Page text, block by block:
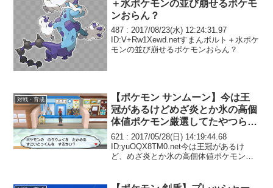
＋水ポケモンの並び崩せるポケモ
ンおらん？
487 : 2017/08/23(水) 12:24:31.97
ID:V+Rw1Xewd.netすまんボルト＋水ポケ
モンの並び崩せるポケモンおらん？
対戦・育成
【ポケモン サンムーン】今は王
冠があるけどめざ炎とか氷の高個
体値ポケモン厳選してたやつらの
根気凄いと思うわ
621 : 2017/05/28(日) 14:19:44.68
ID:yuOQX8TM0.net今は王冠があるけ
ど、めざ炎とか氷の高個体値ポケモン選